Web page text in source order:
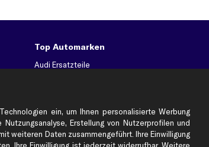
Top Automarken
Audi Ersatzteile
Mercedes-Benz Ersatzteile
Opel Ersatzteile
Peugeot Ersatzteile
ein, um Ihnen personalisierte Werbung
Erstellung von Nutzerprofilen und
weiteren Daten zusammengeführt. Ihre Einwilligung